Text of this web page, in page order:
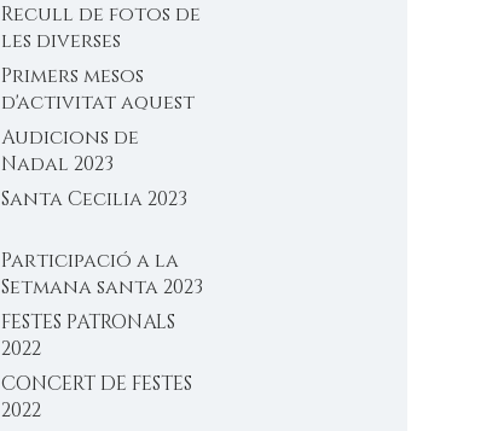
Recull de fotos de
les diverses
activitats del 2025
Primers mesos
d'activitat aquest
2025
Audicions de
Nadal 2023
Santa Cecilia 2023
Participació a la
Setmana santa 2023
FESTES PATRONALS
2022
CONCERT DE FESTES
2022